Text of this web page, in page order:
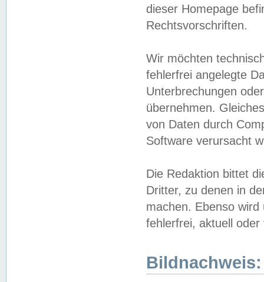
dieser Homepage
Rechtsvorschriften.
Wir möchten
fehlerfrei angelegte
Unterbrechungen
übernehmen.
von Daten durch
Software verursacht
Die Redaktion bittet
Dritter, zu denen in
machen. Ebenso
fehlerfrei, aktuell oder
Bildnachweis: